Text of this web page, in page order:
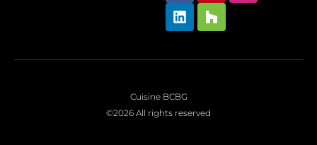
Cuisine BCBG
©2026 All rights reserved